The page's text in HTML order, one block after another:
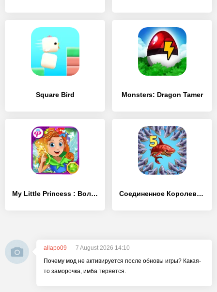
Square Bird Monsters: Dragon Tamer
My Little Princess : Волшебный лес Соединенное Королевство
allapo09
7 August 2026 14:10
Почему мод не активируется после обновы игры? Какая-
то заморочка, имба теряется.